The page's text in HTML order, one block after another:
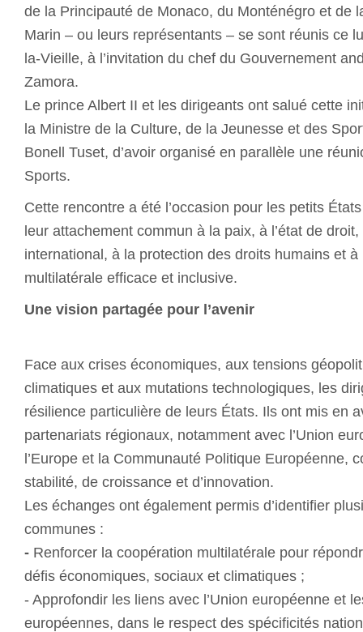
de la Principauté de Monaco, du Monténégro et de
Marin – ou leurs représentants – se sont réunis ce
la-Vieille, à l’invitation du chef du Gouvernement
Zamora.
Le prince Albert II et les dirigeants ont salué cette
la Ministre de la Culture, de la Jeunesse et des
Bonell Tuset, d’avoir organisé en parallèle une
Sports.
Cette rencontre a été l’occasion pour les petits
leur attachement commun à la paix, à l’état de
international, à la protection des droits humains et
multilatérale efficace et inclusive.
Une vision partagée pour l’avenir
Face aux crises économiques, aux tensions
climatiques et aux mutations technologiques, les
résilience particulière de leurs États. Ils ont mis en
partenariats régionaux, notamment avec l’Union
l’Europe et la Communauté Politique Européenne,
stabilité, de croissance et d’innovation.
Les échanges ont également permis d’identifier
communes :
- Renforcer la coopération multilatérale pour
défis économiques, sociaux et climatiques ;
- Approfondir les liens avec l’Union européenne et
européennes, dans le respect des spécificités